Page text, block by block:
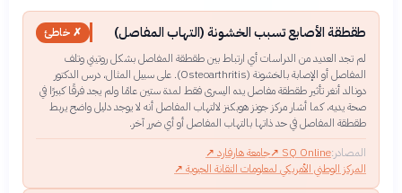
طقطقة الأصابع تسبب الخشونة (التهاب المفاصل)
✗ خاطئ
لم تجد العديد من الدراسات أي ارتباط بين طقطقة المفاصل بشكل روتيني وتلف
المفاصل أو الإصابة بالخشونة (Osteoarthritis). على سبيل المثال، درس الدكتور
دونالد أنغر تأثير طقطقة مفاصل يده اليسرى فقط لمدة ستين عامًا ولم يجد فرقًا كبيرًا في
صحة يديه، كما أشار مركز جونز هوبكنز لالتهاب المفاصل أنه لا يوجد دليل واضح يربط
طقطقة المفاصل في حد ذاتها بالتهاب المفاصل أو أي ضرر آخر.
المصادر:SQ Online
↗جامعة هارفارد ↗
المركز الوطني الأمريكي لمعلومات التقانة الحيوية ↗